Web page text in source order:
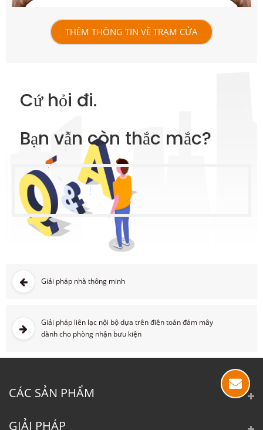
THÊM THÔNG TIN VỀ TRẠM CỬA
Cứ hỏi đi.
Bạn vẫn còn thắc mắc?
Giải pháp nhà thông minh
Giải pháp liên lạc nội bộ dựa trên điện toán đám mây
dành cho phòng nhận bưu kiện
CÁC SẢN PHẨM
GIẢI PHÁP